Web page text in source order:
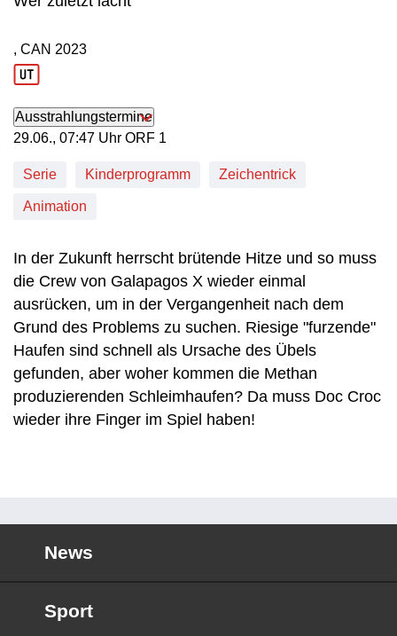
Produktionsland: CAN
, CAN
Produktionsjahr: 2023
2023
Ausstrahlungstermine
29. Juni, 07:47 Uhr in ORF 1
29.06., 07:47 Uhr ORF 1
Serie Kinderprogramm Zeichentrick
Animation
In der Zukunft herrscht brütende Hitze und so muss
die Crew von Galapagos X wieder einmal
ausrücken, um in der Vergangenheit nach dem
Grund des Problems zu suchen. Riesige "furzende"
Haufen sind schnell als Ursache des Übels
gefunden, aber woher kommen die Methan
produzierenden Schleimhaufen? Da muss Doc Croc
wieder ihre Finger im Spiel haben!
News
Sport